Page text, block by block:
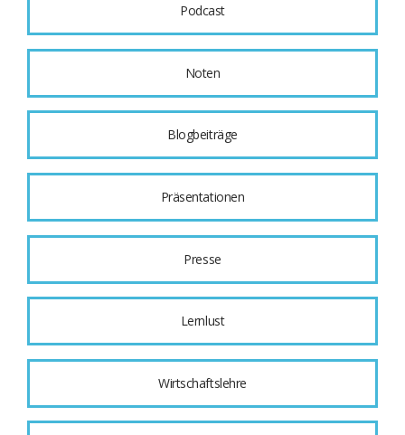
Podcast
Noten
Blogbeiträge
Präsentationen
Presse
Lernlust
Wirtschaftslehre